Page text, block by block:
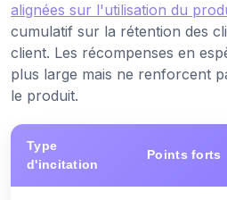
alignées sur l'utilisation du
cumulatif sur la rétention des
client. Les récompenses en
plus large mais ne renforcent
le produit.
Type
d'incitation
Points forts